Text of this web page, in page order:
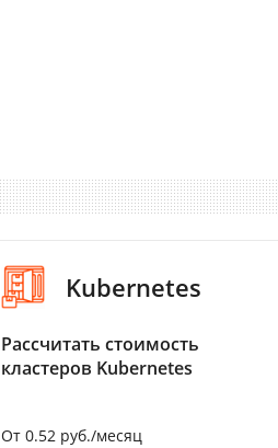
Kubernetes
Рассчитать стоимость
кластеров Kubernetes
От 0.52 руб./месяц